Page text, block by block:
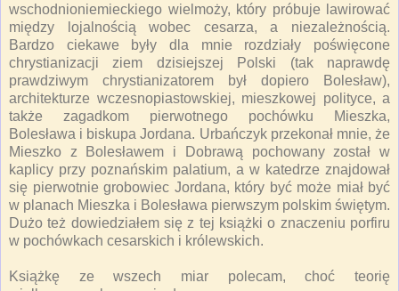
wschodnioniemieckiego wielmoży, który próbuje lawirować
między lojalnością wobec cesarza, a niezależnością.
Bardzo ciekawe były dla mnie rozdziały poświęcone
chrystianizacji ziem dzisiejszej Polski (tak naprawdę
prawdziwym chrystianizatorem był dopiero Bolesław),
architekturze wczesnopiastowskiej, mieszkowej polityce, a
także zagadkom pierwotnego pochówku Mieszka,
Bolesława i biskupa Jordana. Urbańczyk przekonał mnie, że
Mieszko z Bolesławem i Dobrawą pochowany został w
kaplicy przy poznańskim palatium, a w katedrze znajdował
się pierwotnie grobowiec Jordana, który być może miał być
w planach Mieszka i Bolesława pierwszym polskim świętym.
Dużo też dowiedziałem się z tej książki o znaczeniu porfiru
w pochówkach cesarskich i królewskich.
Książkę ze wszech miar polecam, choć teorię